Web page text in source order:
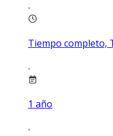
Tiempo completo,
1 año